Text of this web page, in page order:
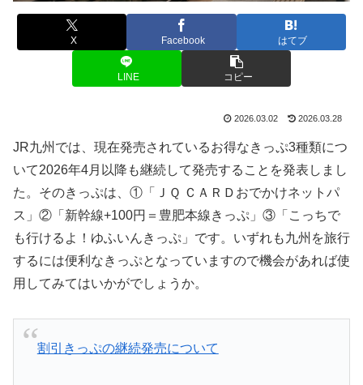
X Facebook はてブ
LINE コピー
2026.03.02 2026.03.28
JR九州では、現在発売されているお得なきっぷ3種類につ
いて2026年4月以降も継続して発売することを発表しまし
た。そのきっぷは、①「ＪＱ ＣＡＲＤおでかけネットパ
ス」②「新幹線+100円＝豊肥本線きっぷ」③「こっちで
も行けるよ！ゆふいんきっぷ」です。いずれも九州を旅行
するには便利なきっぷとなっていますので機会があれば使
用してみてはいかがでしょうか。
割引きっぷの継続発売について